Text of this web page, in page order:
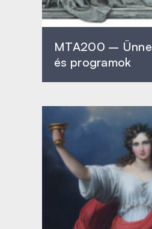
MTA200 –
és programok